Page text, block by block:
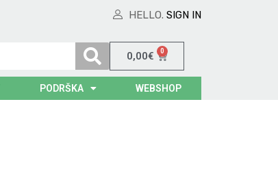
HELLO. SIGN IN
0,00€ 0
PODRŠKA WEBSHOP